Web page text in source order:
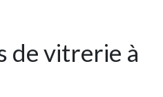
de vitrerie à